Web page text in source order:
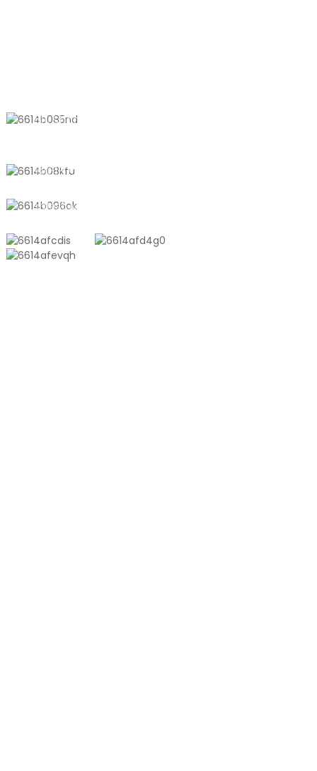
611, Shantong Yolu, Shanyang
+8618721958798
sales10@shtangke.com